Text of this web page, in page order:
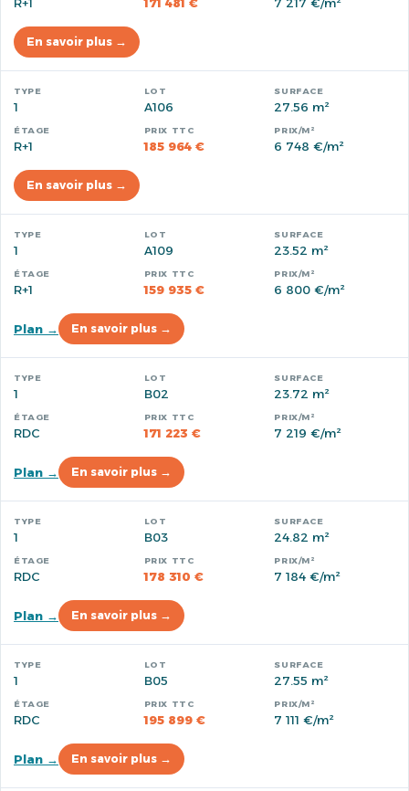
En savoir plus →
1 A106 27.56 m²
R+1 185 964 € 6 748 €/m²
En savoir plus →
1 A109 23.52 m²
R+1 159 935 € 6 800 €/m²
Plan → En savoir plus →
1 B02 23.72 m²
RDC 171 223 € 7 219 €/m²
Plan → En savoir plus →
1 B03 24.82 m²
RDC 178 310 € 7 184 €/m²
Plan → En savoir plus →
1 B05 27.55 m²
RDC 195 899 € 7 111 €/m²
Plan → En savoir plus →